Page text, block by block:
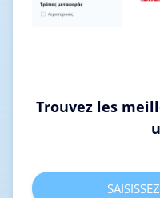
Trouvez les